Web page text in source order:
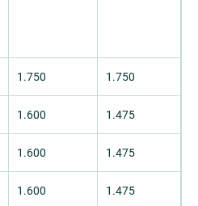
1.750 1.750
1.600 1.475
1.600 1.475
1.600 1.475